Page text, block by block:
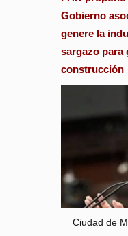
Gobierno
genere la
sargazo para
construcción
Ciudad de